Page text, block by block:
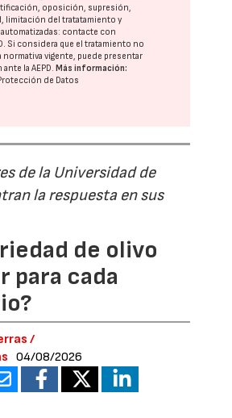
oposición, supresión,
limitación del tratatamiento y
contacte con
. Si considera que el tratamiento no
normativa vigente, puede presentar
ante laAEPD. Más información:
de Datos
de la Universidad de
la respuesta en sus
de olivo
para cada
/
04/08/2026